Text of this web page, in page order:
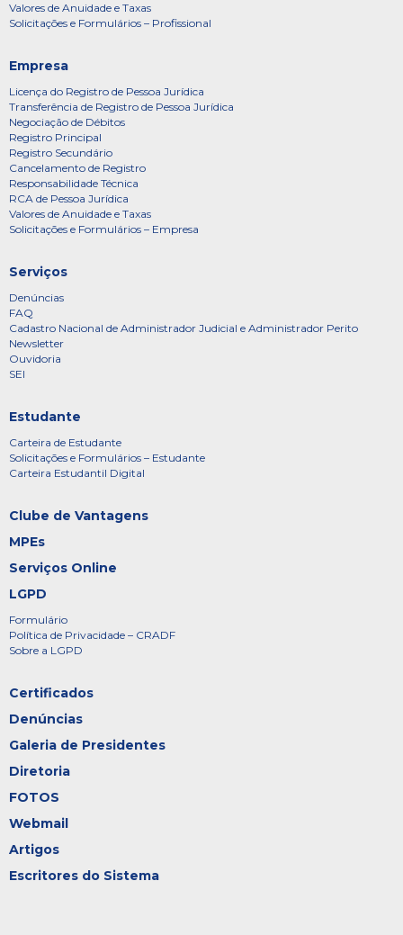
Valores de Anuidade e Taxas
Solicitações e Formulários – Profissional
Empresa
Licença do Registro de Pessoa Jurídica
Transferência de Registro de Pessoa Jurídica
Negociação de Débitos
Registro Principal
Registro Secundário
Cancelamento de Registro
Responsabilidade Técnica
RCA de Pessoa Jurídica
Valores de Anuidade e Taxas
Solicitações e Formulários – Empresa
Serviços
Denúncias
FAQ
Cadastro Nacional de Administrador Judicial e Administrador Perito
Newsletter
Ouvidoria
SEI
Estudante
Carteira de Estudante
Solicitações e Formulários – Estudante
Carteira Estudantil Digital
Clube de Vantagens
MPEs
Serviços Online
LGPD
Formulário
Política de Privacidade – CRADF
Sobre a LGPD
Certificados
Denúncias
Galeria de Presidentes
Diretoria
FOTOS
Webmail
Artigos
Escritores do Sistema